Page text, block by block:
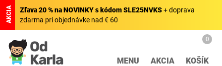
AKCIA Zľava 20 % na NOVINKY s kódom SLE25NVKS+ doprava
zdarma pri objednávke nad € 60
MENU AKCIA
0
KOŠÍK